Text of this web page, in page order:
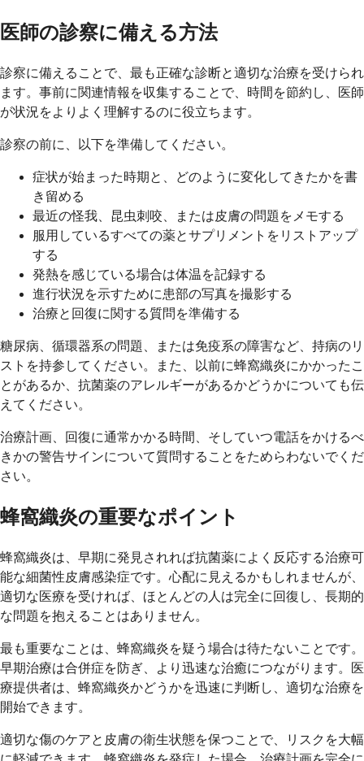
医師の診察に備える方法
診察に備えることで、最も正確な診断と適切な治療を受けられ
ます。事前に関連情報を収集することで、時間を節約し、医師
が状況をよりよく理解するのに役立ちます。
診察の前に、以下を準備してください。
症状が始まった時期と、どのように変化してきたかを書
き留める
最近の怪我、昆虫刺咬、または皮膚の問題をメモする
服用しているすべての薬とサプリメントをリストアップ
する
発熱を感じている場合は体温を記録する
進行状況を示すために患部の写真を撮影する
治療と回復に関する質問を準備する
糖尿病、循環器系の問題、または免疫系の障害など、持病のリ
ストを持参してください。また、以前に蜂窩織炎にかかったこ
とがあるか、抗菌薬のアレルギーがあるかどうかについても伝
えてください。
治療計画、回復に通常かかる時間、そしていつ電話をかけるべ
きかの警告サインについて質問することをためらわないでくだ
さい。
蜂窩織炎の重要なポイント
蜂窩織炎は、早期に発見されれば抗菌薬によく反応する治療可
能な細菌性皮膚感染症です。心配に見えるかもしれませんが、
適切な医療を受ければ、ほとんどの人は完全に回復し、長期的
な問題を抱えることはありません。
最も重要なことは、蜂窩織炎を疑う場合は待たないことです。
早期治療は合併症を防ぎ、より迅速な治癒につながります。医
療提供者は、蜂窩織炎かどうかを迅速に判断し、適切な治療を
開始できます。
適切な傷のケアと皮膚の衛生状態を保つことで、リスクを大幅